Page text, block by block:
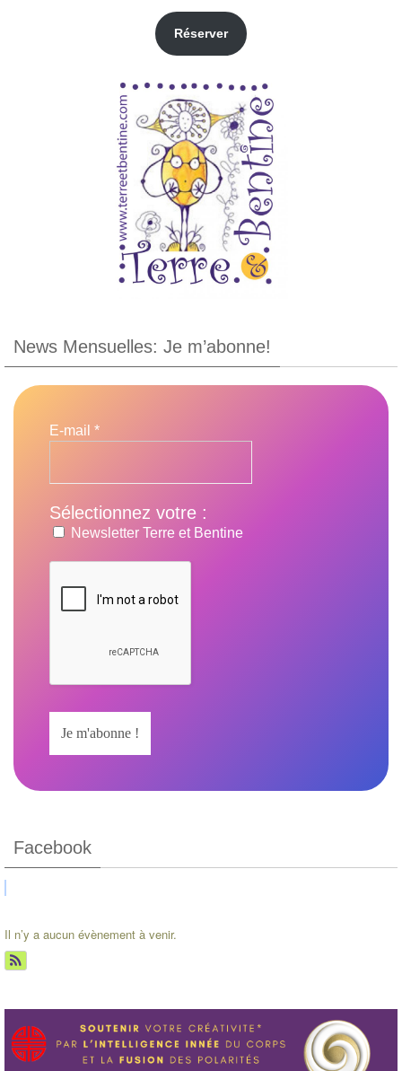
Réserver
News Mensuelles: Je m’abonne!
E-mail *
Sélectionnez votre :
Newsletter Terre et Bentine
Facebook
Il n’y a aucun évènement à venir.